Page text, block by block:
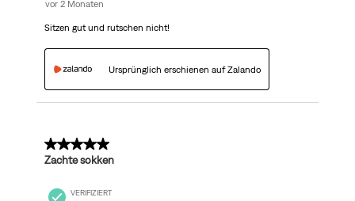
vor 2 Monaten
Sitzen gut und rutschen nicht!
Ursprünglich erschienen auf Zalando
5 von 5 Sternen.
Zachte sokken
VERIFIZIERT